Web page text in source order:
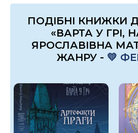
ПОДІБНІ КНИЖКИ
«ВАРТА У ГРІ,
ЯРОСЛАВІВНА
ЖАНРУ - 💛